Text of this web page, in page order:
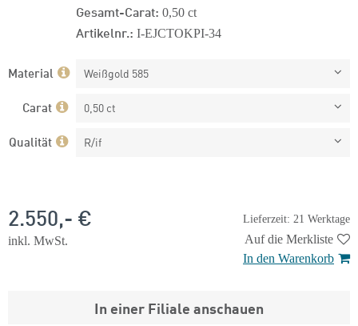
Gesamt-Carat: 0,50 ct
Artikelnr.: I-EJCTOKPI-34
Material Weißgold 585
Carat 0,50 ct
Qualität R/if
Lieferzeit: 21 Werktage
2.550,- €
inkl. MwSt.
Auf die Merkliste
In den Warenkorb
In einer Filiale anschauen